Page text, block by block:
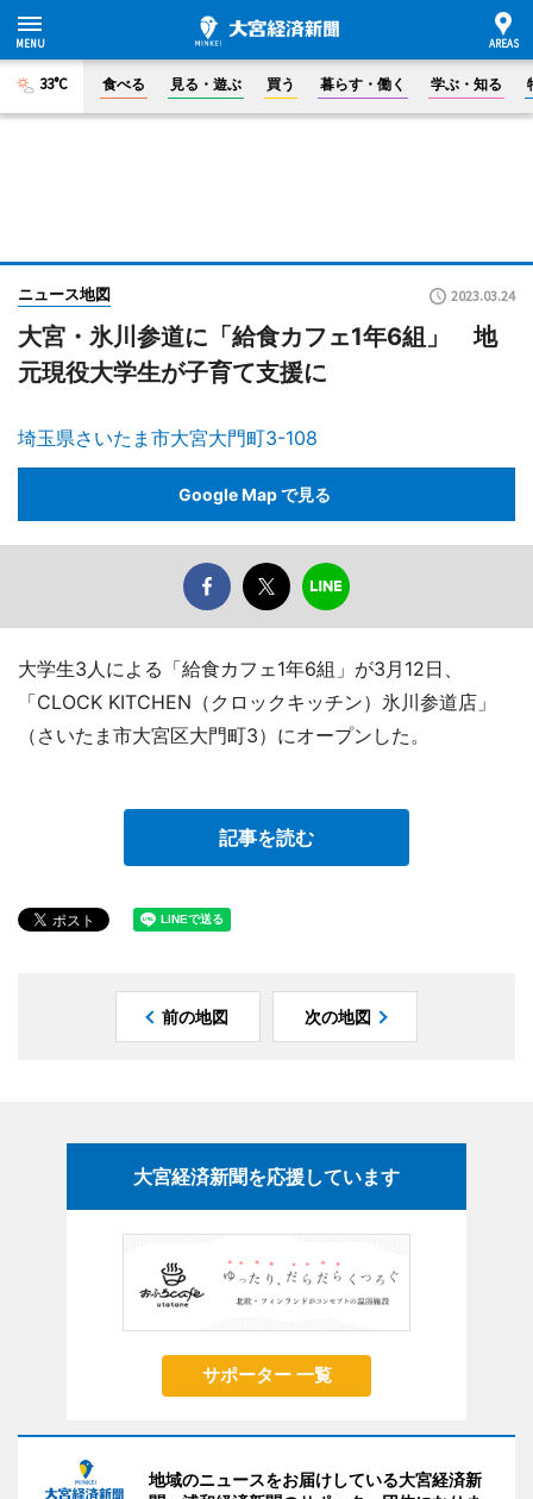
33°C 食べる 見る・遊ぶ 買う 暮らす・働く 学ぶ・知る
ニュース地図 2023.03.24
大宮・氷川参道に「給食カフェ1年6組」 地
元現役大学生が子育て支援に
埼玉県さいたま市大宮大門町3-108
Google Map で見る
大学生3人による「給食カフェ1年6組」が3月12日、
「CLOCK KITCHEN（クロックキッチン）氷川参道店」
（さいたま市大宮区大門町3）にオープンした。
記事を読む
前の地図 次の地図
大宮経済新聞を応援しています
サポーター 一覧
地域のニュースをお届けしている大宮経済新